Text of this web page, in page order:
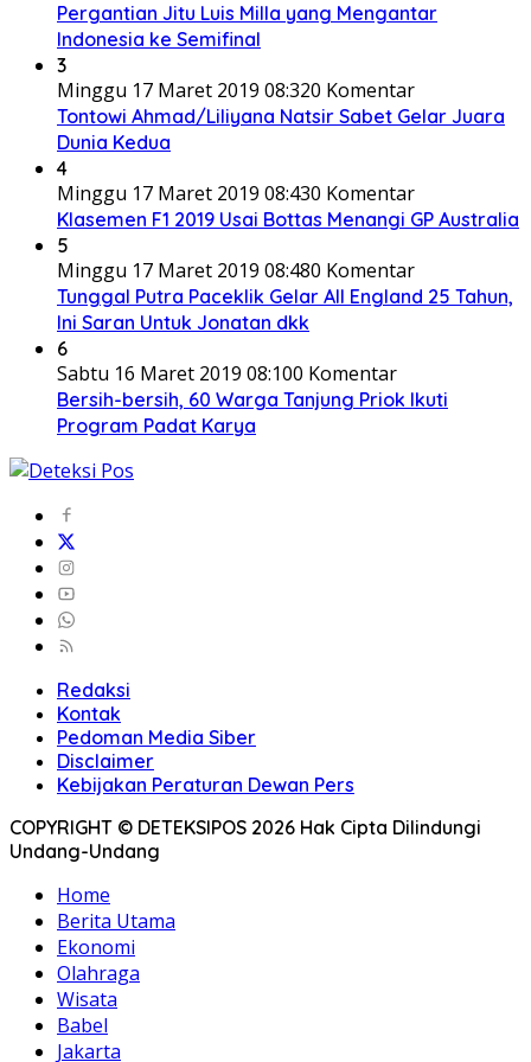
Pergantian Jitu Luis Milla yang Mengantar
Indonesia ke Semifinal
3
Minggu 17 Maret 2019 08:320 Komentar
Tontowi Ahmad/Liliyana Natsir Sabet Gelar Juara
Dunia Kedua
4
Minggu 17 Maret 2019 08:430 Komentar
Klasemen F1 2019 Usai Bottas Menangi GP Australia
5
Minggu 17 Maret 2019 08:480 Komentar
Tunggal Putra Paceklik Gelar All England 25 Tahun,
Ini Saran Untuk Jonatan dkk
6
Sabtu 16 Maret 2019 08:100 Komentar
Bersih-bersih, 60 Warga Tanjung Priok Ikuti
Program Padat Karya
Redaksi
Kontak
Pedoman Media Siber
Disclaimer
Kebijakan Peraturan Dewan Pers
COPYRIGHT © DETEKSIPOS 2026 Hak Cipta Dilindungi
Undang-Undang
Home
Berita Utama
Ekonomi
Olahraga
Wisata
Babel
Jakarta